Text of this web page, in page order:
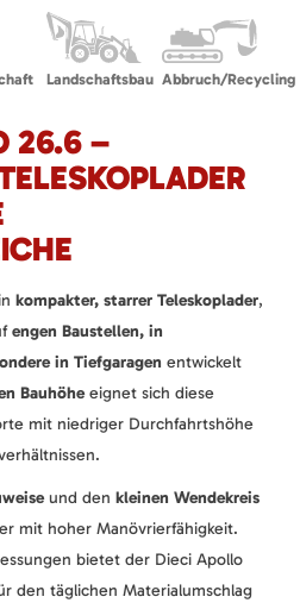
Landschaftsbau Abbruch/Recycling
26.6 –
kompakter, starrer Teleskoplader,
engen Baustellen, in
in Tiefgaragen entwickelt
Bauhöheeignet sich diese
mit niedriger Durchfahrtshöhe
und den kleinen Wendekreis
mit hoher Manövrierfähigkeit.
bietet der Dieci Apollo
den täglichen Materialumschlag